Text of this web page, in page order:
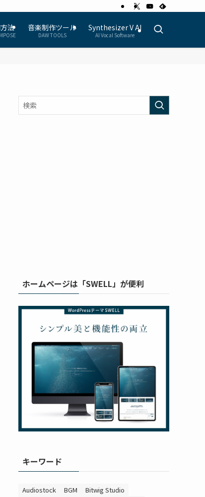
法 音楽制作ツール
DAW TOOLS
Synthesizer V AI
AI Vocal Software
ホームページは「SWELL」が便利
キーワード
Audiostock BGM
Bitwig Studio